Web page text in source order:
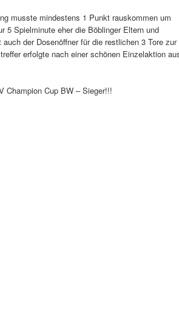
musste mindestens 1 Punkt rauskommen um
5 Spielminute eher die Böblinger Eltern und
der Dosenöffner für die restlichen 3 Tore zur
erfolgte nach einer schönen Einzelaktion
Champion Cup BW – Sieger!!!